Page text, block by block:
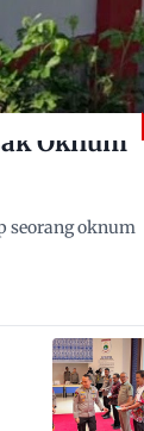
Oknum
seorang oknum